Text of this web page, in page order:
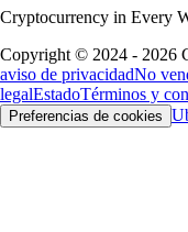
Cryptocurrency in Every
Copyright © 2024 - 2026
aviso de privacidadNo
legalEstadoTérminos y
Preferencias de cookies